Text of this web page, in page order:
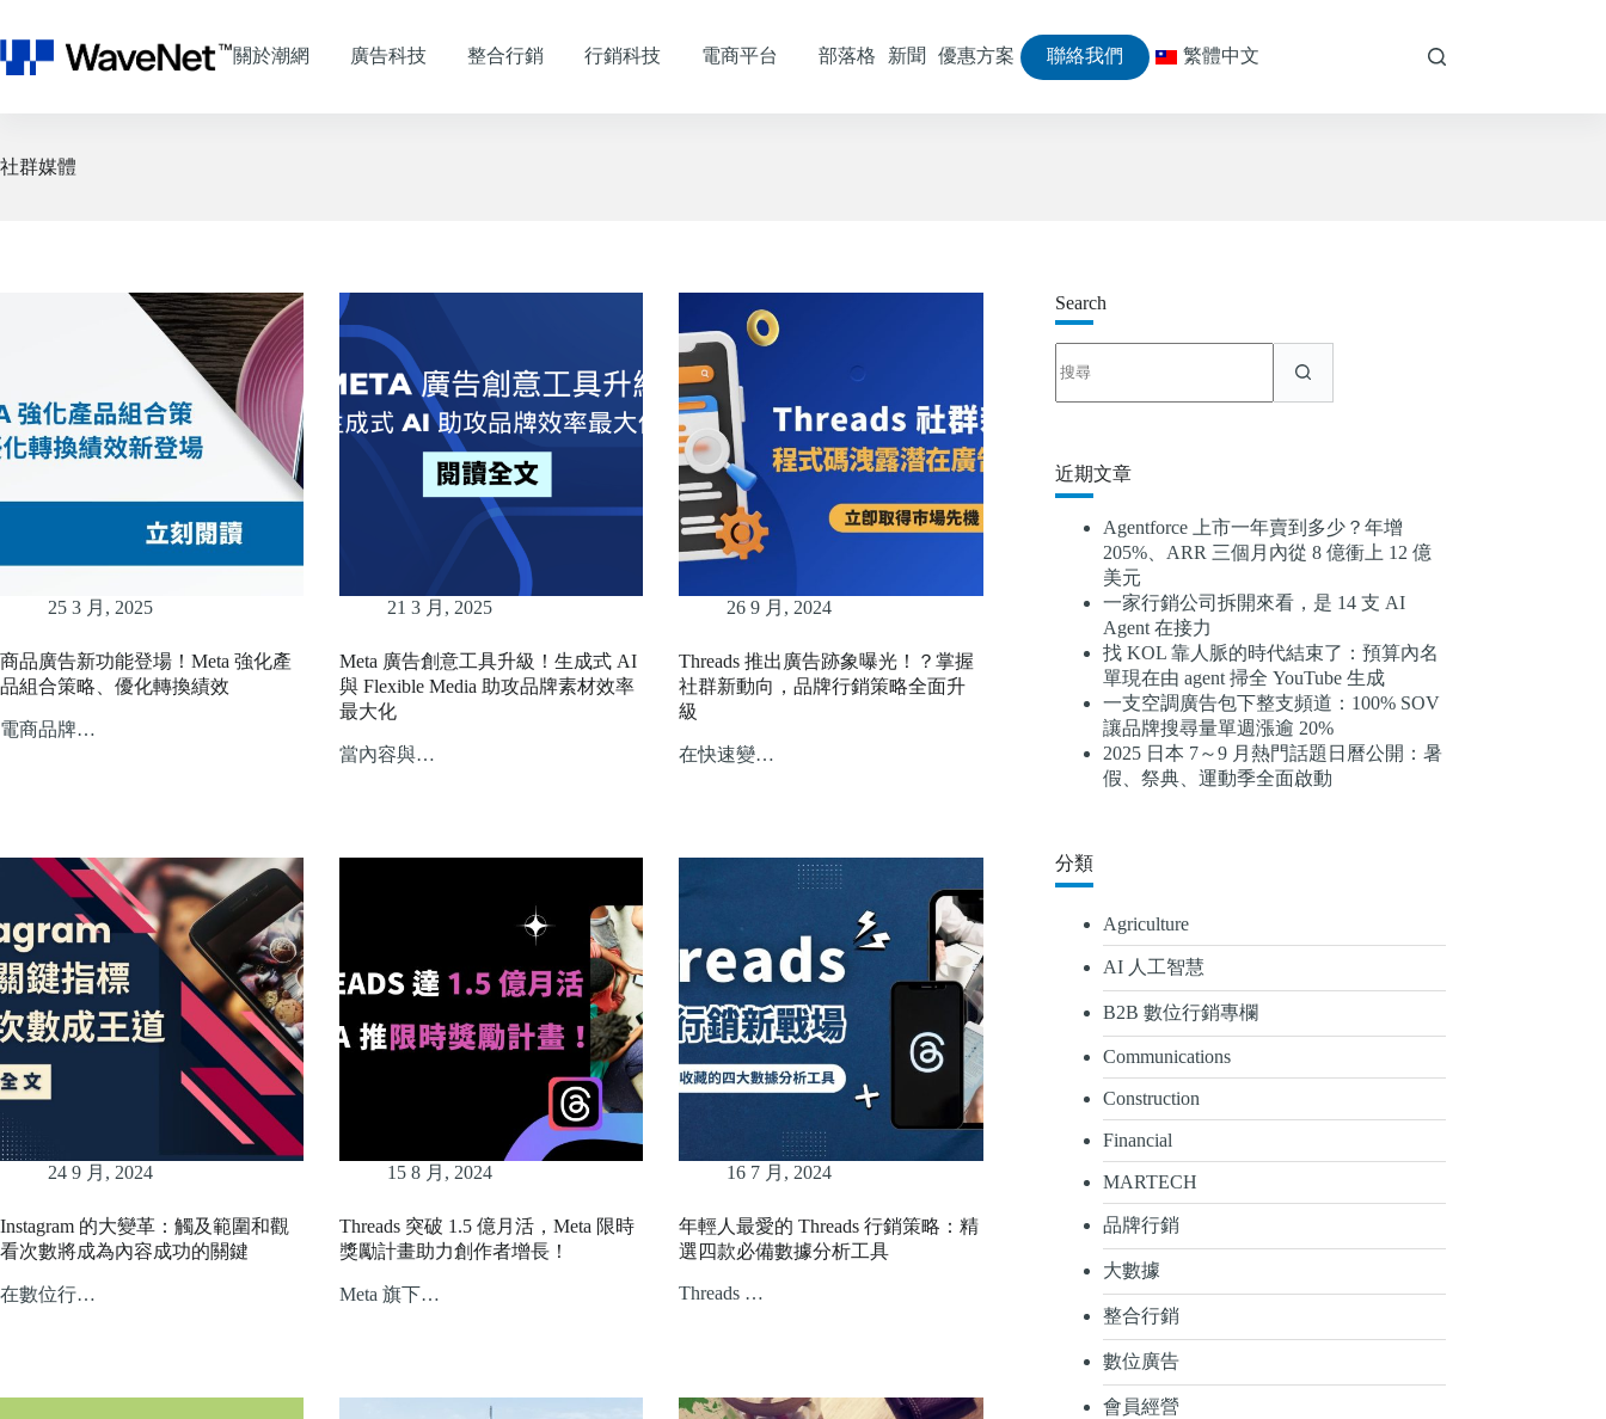
至
主
關於潮網 廣告科技 整合行銷 行銷科技 電商平台 部落格 新聞 優惠方案 聯絡我們 繁體中文
社群媒體
25 3 月, 2025
商品廣告新功能登場！Meta 強化產
品組合策略、優化轉換績效
電商品牌…
21 3 月, 2025
Meta 廣告創意工具升級！生成式 AI
與 Flexible Media 助攻品牌素材效率
最大化
當內容與…
26 9 月, 2024
Threads 推出廣告跡象曝光！？掌握
社群新動向，品牌行銷策略全面升
級
在快速變…
24 9 月, 2024
Instagram 的大變革：觸及範圍和觀
看次數將成為內容成功的關鍵
在數位行…
15 8 月, 2024
Threads 突破 1.5 億月活，Meta 限時
獎勵計畫助力創作者增長！
Meta 旗下…
16 7 月, 2024
年輕人最愛的 Threads 行銷策略：精
選四款必備數據分析工具
Threads …
Search
不
到
條
件
近期文章
Agentforce 上市一年賣到多少？年增
205%、ARR 三個月內從 8 億衝上 12 億
美元
一家行銷公司拆開來看，是 14 支 AI
Agent 在接力
找 KOL 靠人脈的時代結束了：預算內名
單現在由 agent 掃全 YouTube 生成
一支空調廣告包下整支頻道：100% SOV
讓品牌搜尋量單週漲逾 20%
2025 日本 7～9 月熱門話題日曆公開：暑
假、祭典、運動季全面啟動
分類
Agriculture
AI 人工智慧
B2B 數位行銷專欄
Communications
Construction
Financial
MARTECH
品牌行銷
大數據
整合行銷
數位廣告
會員經營